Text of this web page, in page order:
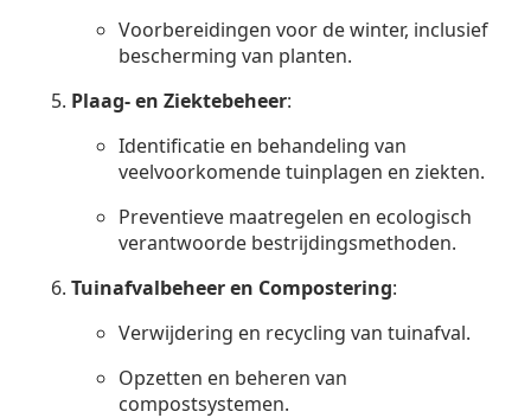
Voorbereidingen voor de winter, inclusief
bescherming van planten.
Plaag- en Ziektebeheer:
Identificatie en behandeling van
veelvoorkomende tuinplagen en ziekten.
Preventieve maatregelen en ecologisch
verantwoorde bestrijdingsmethoden.
Tuinafvalbeheer en Compostering:
Verwijdering en recycling van tuinafval.
Opzetten en beheren van
compostsystemen.